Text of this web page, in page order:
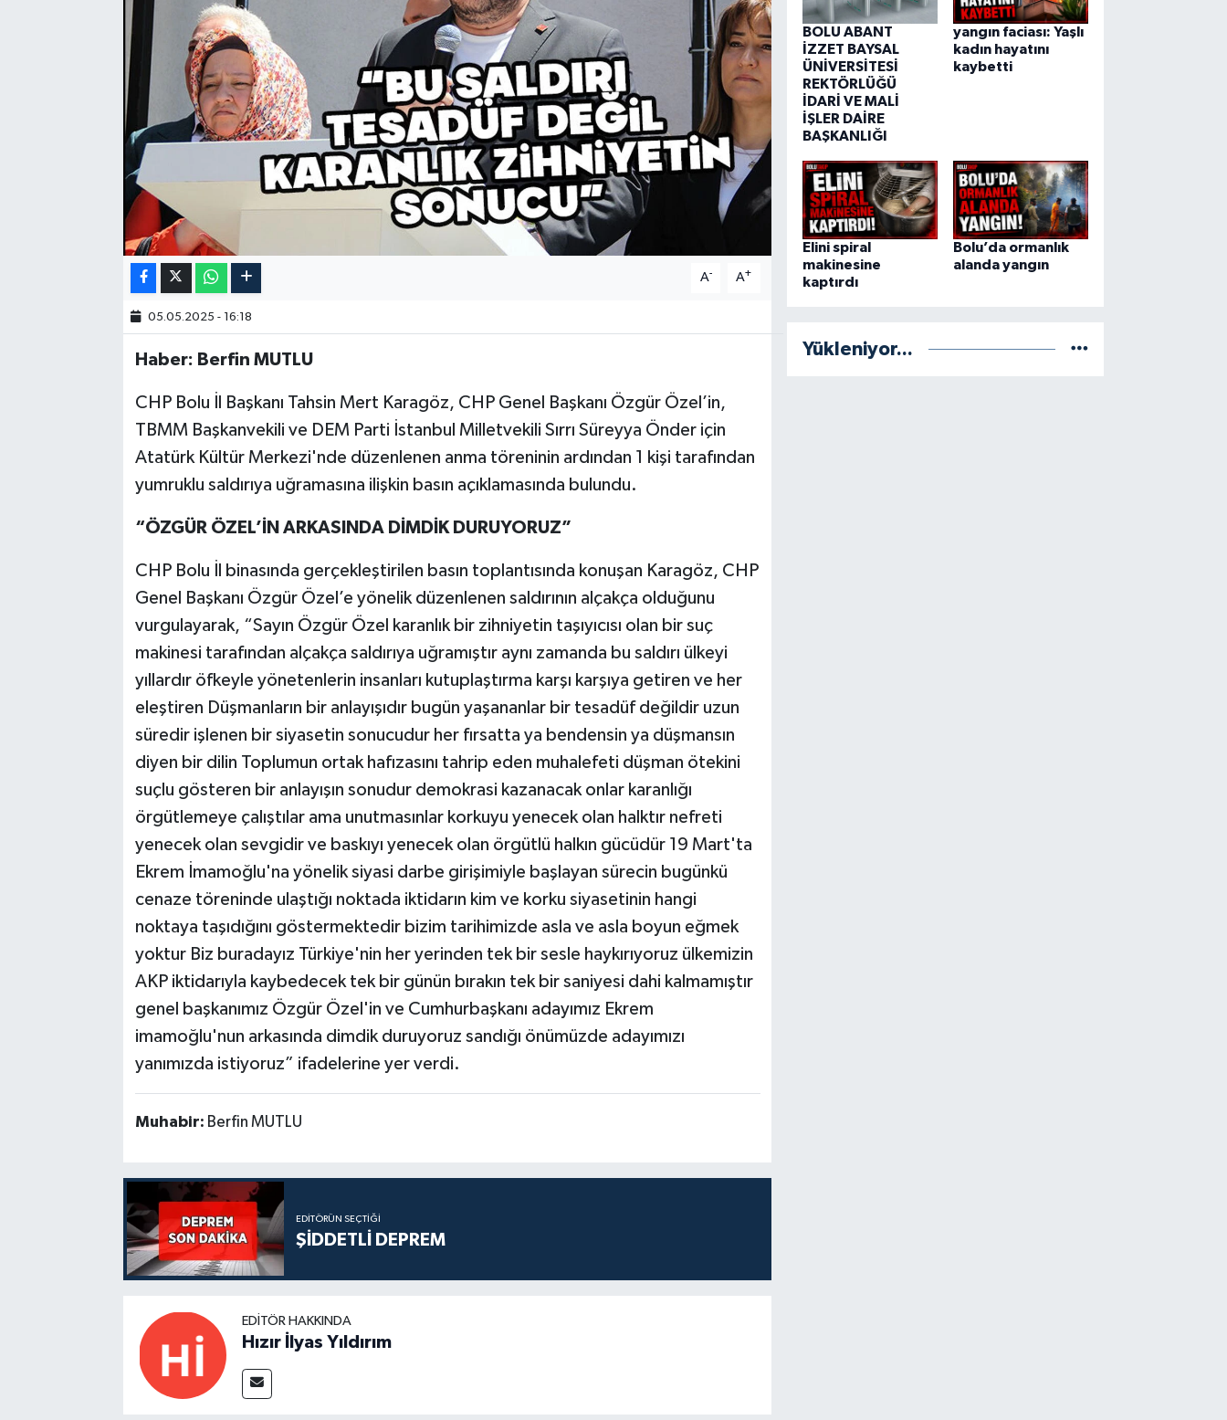
A- A+
05.05.2025 - 16:18
Haber: Berfin MUTLU
CHP Bolu İl Başkanı Tahsin Mert Karagöz, CHP Genel Başkanı Özgür Özel’in,
TBMM Başkanvekili ve DEM Parti İstanbul Milletvekili Sırrı Süreyya Önder için
Atatürk Kültür Merkezi'nde düzenlenen anma töreninin ardından 1 kişi tarafından
yumruklu saldırıya uğramasına ilişkin basın açıklamasında bulundu.
“ÖZGÜR ÖZEL’İN ARKASINDA DİMDİK DURUYORUZ”
CHP Bolu İl binasında gerçekleştirilen basın toplantısında konuşan Karagöz, CHP
Genel Başkanı Özgür Özel’e yönelik düzenlenen saldırının alçakça olduğunu
vurgulayarak, “Sayın Özgür Özel karanlık bir zihniyetin taşıyıcısı olan bir suç
makinesi tarafından alçakça saldırıya uğramıştır aynı zamanda bu saldırı ülkeyi
yıllardır öfkeyle yönetenlerin insanları kutuplaştırma karşı karşıya getiren ve her
eleştiren Düşmanların bir anlayışıdır bugün yaşananlar bir tesadüf değildir uzun
süredir işlenen bir siyasetin sonucudur her fırsatta ya bendensin ya düşmansın
diyen bir dilin Toplumun ortak hafızasını tahrip eden muhalefeti düşman ötekini
suçlu gösteren bir anlayışın sonudur demokrasi kazanacak onlar karanlığı
örgütlemeye çalıştılar ama unutmasınlar korkuyu yenecek olan halktır nefreti
yenecek olan sevgidir ve baskıyı yenecek olan örgütlü halkın gücüdür 19 Mart'ta
Ekrem İmamoğlu'na yönelik siyasi darbe girişimiyle başlayan sürecin bugünkü
cenaze töreninde ulaştığı noktada iktidarın kim ve korku siyasetinin hangi
noktaya taşıdığını göstermektedir bizim tarihimizde asla ve asla boyun eğmek
yoktur Biz buradayız Türkiye'nin her yerinden tek bir sesle haykırıyoruz ülkemizin
AKP iktidarıyla kaybedecek tek bir günün bırakın tek bir saniyesi dahi kalmamıştır
genel başkanımız Özgür Özel'in ve Cumhurbaşkanı adayımız Ekrem
imamoğlu'nun arkasında dimdik duruyoruz sandığı önümüzde adayımızı
yanımızda istiyoruz” ifadelerine yer verdi.
Muhabir: Berfin MUTLU
EDITÖRÜN SEÇTIĞI
ŞİDDETLİ DEPREM
EDITÖR HAKKINDA
Hızır İlyas Yıldırım
BOLU ABANT
İZZET BAYSAL
ÜNİVERSİTESİ
REKTÖRLÜĞÜ
İDARİ VE MALİ
İŞLER DAİRE
BAŞKANLIĞI
yangın faciası: Yaşlı
kadın hayatını
kaybetti
Elini spiral
makinesine
kaptırdı
Bolu’da ormanlık
alanda yangın
Yükleniyor...